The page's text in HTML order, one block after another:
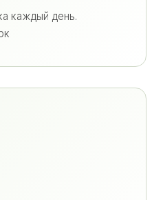
каждый день.